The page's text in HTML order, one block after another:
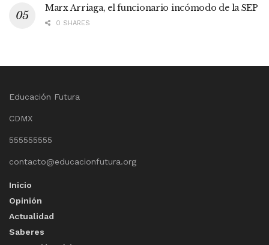
Marx Arriaga, el funcionario incómodo de la SEP
0 SHARES
Educación Futura
CDMX
555555555
contacto@educacionfutura.org
Inicio
Opinión
Actualidad
Saberes